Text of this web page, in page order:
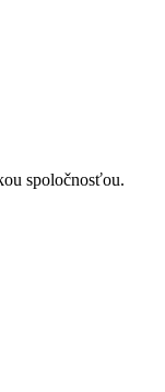
spoločnosťou.